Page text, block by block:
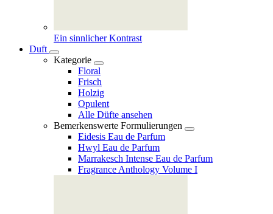
Ein sinnlicher Kontrast
Duft
Kategorie
Floral
Frisch
Holzig
Opulent
Alle Düfte ansehen
Bemerkenswerte Formulierungen
Eidesis Eau de Parfum
Hwyl Eau de Parfum
Marrakesch Intense Eau de Parfum
Fragrance Anthology Volume I